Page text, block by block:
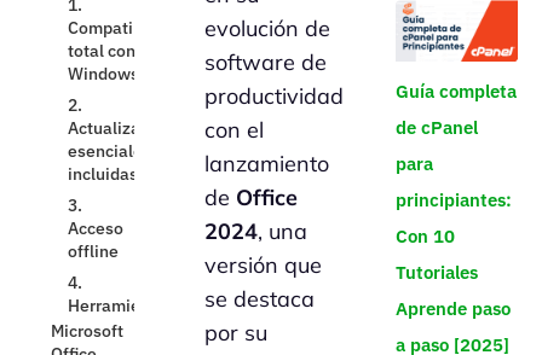
Microsoft
Office
2024 vs.
Microsoft
365: ¿Qué
opción es
mejor para
Beneficios
del pago
Office
2024 para
empresas
evolución de
software de
productividad
con el
lanzamiento
de Office
2024, una
versión que
se destaca
por su
Guía completa
de cPanel
para
principiantes:
Con 10
Tutoriales
Aprende paso
a paso [2025]